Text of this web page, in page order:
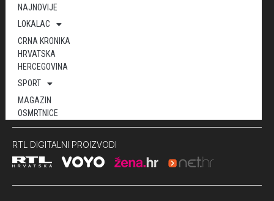
NAJNOVIJE
LOKALAC
CRNA KRONIKA
HRVATSKA
HERCEGOVINA
SPORT
MAGAZIN
OSMRTNICE
RTL DIGITALNI PROIZVODI